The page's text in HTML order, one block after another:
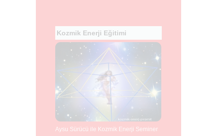
Kozmik Enerji Eğitimi
Aysu Sürücü ile Kozmik Enerji Seminer